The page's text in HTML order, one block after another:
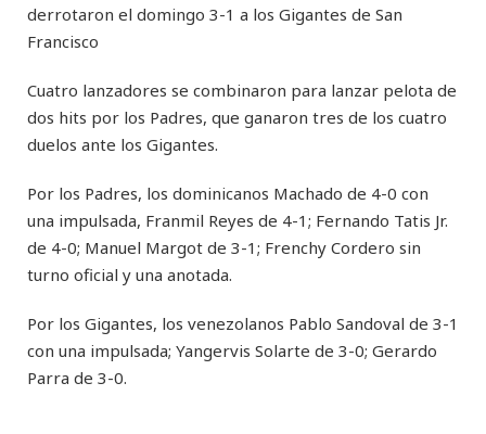
derrotaron el domingo 3-1 a los Gigantes de San
Francisco
Cuatro lanzadores se combinaron para lanzar pelota de
dos hits por los Padres, que ganaron tres de los cuatro
duelos ante los Gigantes.
Por los Padres, los dominicanos Machado de 4-0 con
una impulsada, Franmil Reyes de 4-1; Fernando Tatis Jr.
de 4-0; Manuel Margot de 3-1; Frenchy Cordero sin
turno oficial y una anotada.
Por los Gigantes, los venezolanos Pablo Sandoval de 3-1
con una impulsada; Yangervis Solarte de 3-0; Gerardo
Parra de 3-0.